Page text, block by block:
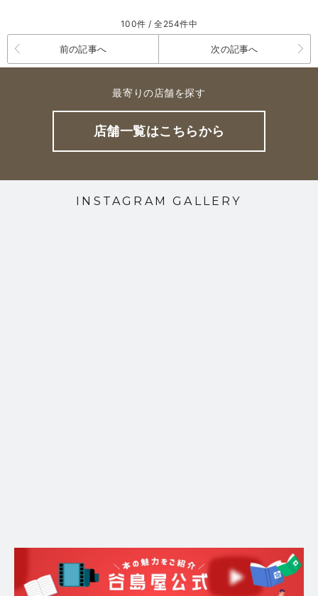
100件 / 全254件中
前の記事へ 次の記事へ
最寄りの店舗を探す
店舗一覧はこちらから
INSTAGRAM GALLERY